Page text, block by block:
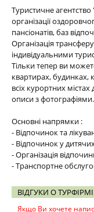
Туристичне
організації
пансіонатів, баз
Організація
індивідуальними
Тільки тепер ви
квартирах, будинках,
всіх курортних
описи з фотографіями.
Основні напрямки :
- Відпочинок та
- Відпочинок у
- Організація
- Транспортне
ВІДГУКИ О
Якщо Ви хочете